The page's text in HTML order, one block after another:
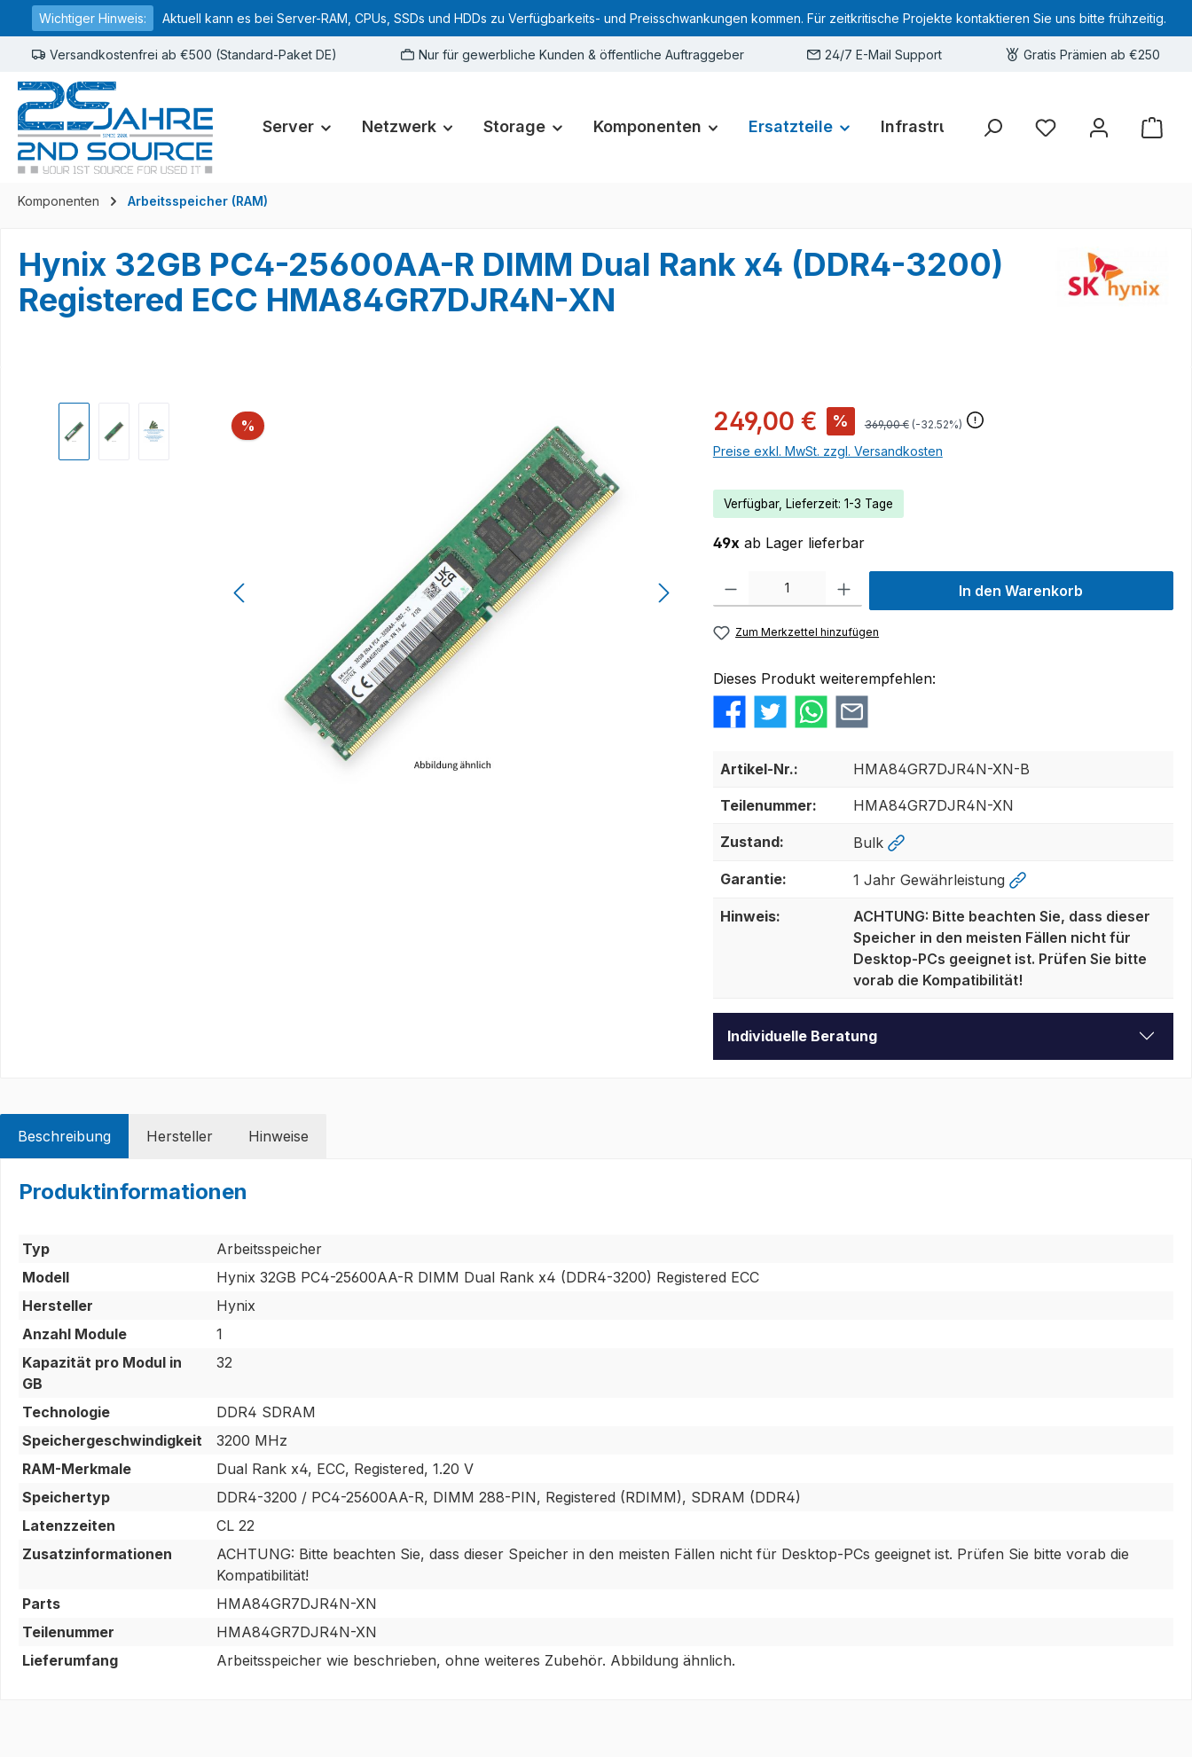
Zur Hauptnavigation springen
Wichtiger Hinweis: Aktuell kann es bei Server-RAM, CPUs, SSDs und HDDs zu Verfügbarkeits- und Preisschwankungen kommen. Für zeitkritische Projekte kontaktieren Sie uns bitte frühzeitig.
Versandkostenfrei ab €500 (Standard-Paket DE) Nur für gewerbliche Kunden & öffentliche Auftraggeber 24/7 E-Mail Support Gratis Prämien ab €250
Server Netzwerk Storage Komponenten Ersatzteile Infrastruktur Hardware-Deals
Sie haben 0 Produkte
Komponenten Arbeitsspeicher (RAM)
Hynix 32GB PC4-25600AA-R DIMM Dual Rank x4 (DDR4-3200)
Registered ECC HMA84GR7DJR4N-XN
% Rabatt 249,00 € % 369,00 € (-32.52%)
Preise exkl. MwSt. zzgl. Versandkosten
Verfügbar, Lieferzeit: 1-3 Tage
49x ab Lager lieferbar
Produkt Anzahl: Gib den gewünschten Wert ein oder benutze die Schaltflächen um die
In den Warenkorb
Zum Merkzettel hinzufügen
Dieses Produkt weiterempfehlen:
Artikel-Nr.: HMA84GR7DJR4N-XN-B
Teilenummer: HMA84GR7DJR4N-XN
Zustand: Bulk
Garantie: 1 Jahr Gewährleistung
Hinweis:
ACHTUNG: Bitte beachten Sie, dass dieser
Speicher in den meisten Fällen nicht für
Desktop-PCs geeignet ist. Prüfen Sie bitte
vorab die Kompatibilität!
Individuelle Beratung
Beschreibung Hersteller Hinweise
Produktinformationen
Typ
Arbeitsspeicher
Modell
Hynix 32GB PC4-25600AA-R DIMM Dual Rank x4 (DDR4-3200) Registered ECC
Hersteller
Hynix
Anzahl Module
1
Kapazität pro Modul in
GB
32
Technologie
DDR4 SDRAM
Speichergeschwindigkeit
3200 MHz
RAM-Merkmale
Dual Rank x4, ECC, Registered, 1.20 V
Speichertyp
DDR4-3200 / PC4-25600AA-R, DIMM 288-PIN, Registered (RDIMM), SDRAM (DDR4)
Latenzzeiten
CL 22
Zusatzinformationen
ACHTUNG: Bitte beachten Sie, dass dieser Speicher in den meisten Fällen nicht für Desktop-PCs geeignet ist. Prüfen Sie bitte vorab die
Kompatibilität!
Parts
HMA84GR7DJR4N-XN
Teilenummer
HMA84GR7DJR4N-XN
Lieferumfang
Arbeitsspeicher wie beschrieben, ohne weiteres Zubehör. Abbildung ähnlich.